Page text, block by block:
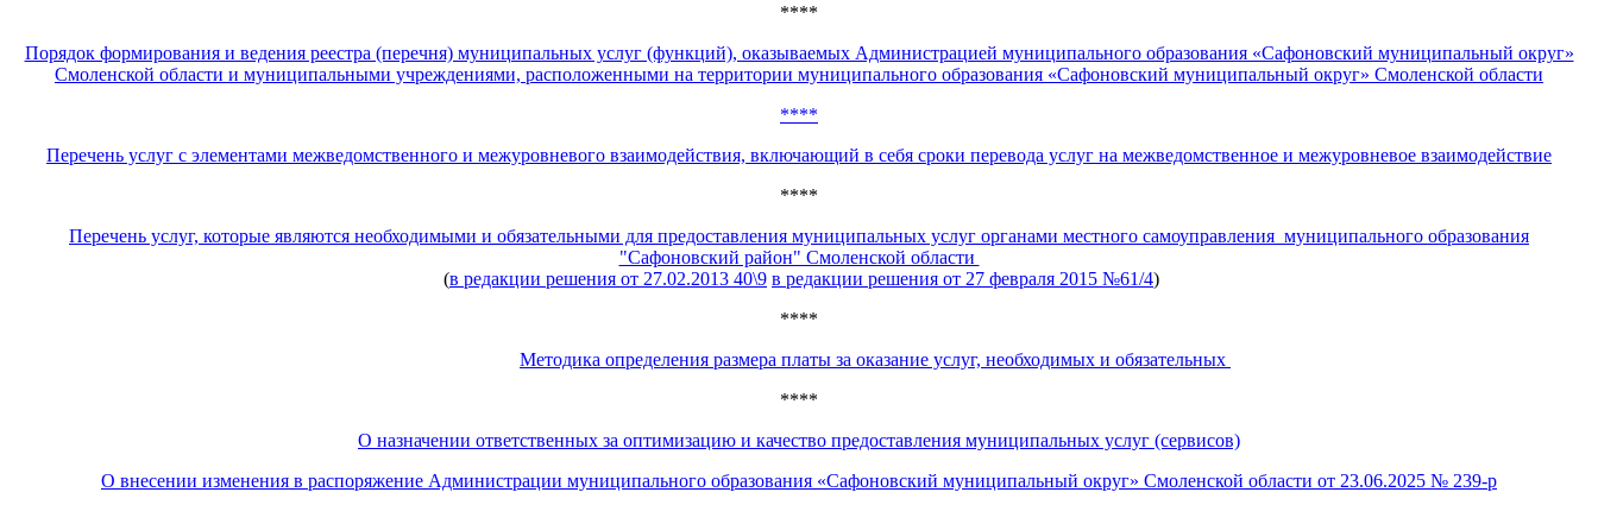
****
Порядок формирования и ведения реестра (перечня) муниципальных услуг (функций), оказываемых Администрацией муниципального образования «Сафоновский муниципальный округ»
Смоленской области и муниципальными учреждениями, расположенными на территории муниципального образования «Сафоновский муниципальный округ» Смоленской области
****
Перечень услуг с элементами межведомственного и межуровневого взаимодействия, включающий в себя сроки перевода услуг на межведомственное и межуровневое взаимодействие
****
Перечень услуг, которые являются необходимыми и обязательными для предоставления муниципальных услуг органами местного самоуправления муниципального образования
"Сафоновский район" Смоленской области
(в редакции решения от 27.02.2013 40\9 в редакции решения от 27 февраля 2015 №61/4)
****
Методика определения размера платы за оказание услуг, необходимых и обязательных
****
О назначении ответственных за оптимизацию и качество предоставления муниципальных услуг (сервисов)
О внесении изменения в распоряжение Администрации муниципального образования «Сафоновский муниципальный округ» Смоленской области от 23.06.2025 № 239-р